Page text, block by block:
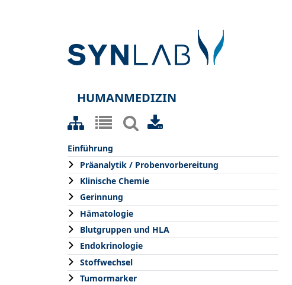
HUMANMEDIZIN
Einführung
Präanalytik / Probenvorbereitung
Klinische Chemie
Gerinnung
Hämatologie
Blutgruppen und HLA
Endokrinologie
Stoffwechsel
Tumormarker